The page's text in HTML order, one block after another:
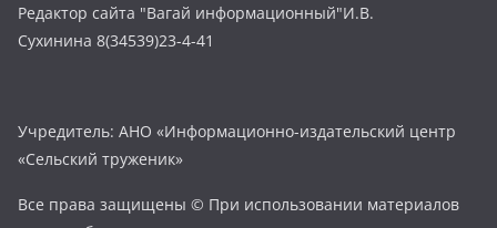
Редактор сайта "Вагай информационный"И.В.
Сухинина 8(34539)23-4-41
Учредитель: АНО «Информационно-издательский центр
«Сельский труженик»
Все права защищены © При использовании материалов